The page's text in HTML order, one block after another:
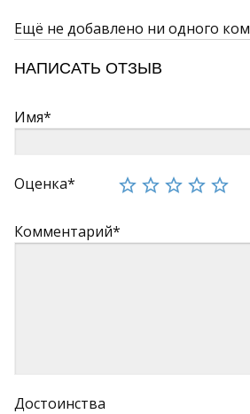
Ещё не добавлено ни одного
НАПИСАТЬ ОТЗЫВ
Имя*
Оценка*
Комментарий*
Достоинства